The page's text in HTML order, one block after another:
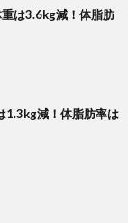
は3.6kg減！体脂肪
1.3kg減！体脂肪率は